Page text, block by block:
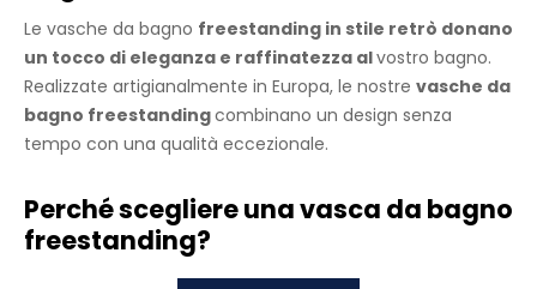
Le vasche da bagno freestanding in stile retrò donano
un tocco di eleganza e raffinatezza alvostro bagno.
Realizzate artigianalmente in Europa, le nostre vasche da
bagno freestandingcombinano un design senza
tempo con una qualità eccezionale.
Perché scegliere una vasca da bagno
freestanding?